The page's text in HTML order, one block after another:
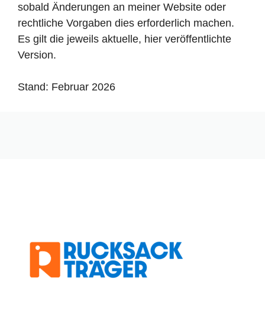
sobald Änderungen an meiner Website oder
rechtliche Vorgaben dies erforderlich machen.
Es gilt die jeweils aktuelle, hier veröffentlichte
Version.
Stand: Februar 2026